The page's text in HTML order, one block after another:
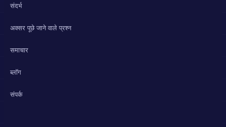
संदर्भ
अक्सर पूछे जाने वाले प्रश्न
समाचार
ब्लॉग
संपर्क